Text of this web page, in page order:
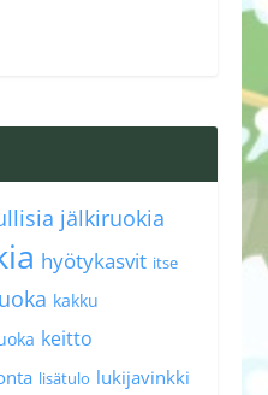
jälkiruokia
hyötykasvit itse
kakku
keitto
lisätulo lukijavinkki